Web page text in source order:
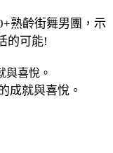
熟齡街舞男團，示
的可能!
成就與喜悅。